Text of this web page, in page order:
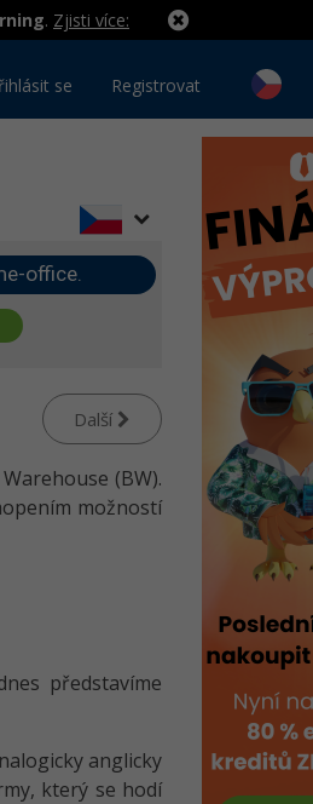
. Zjisti více:
se Registrovat
office.
Další
(BW).
možností
představíme
anglicky
který se hodí